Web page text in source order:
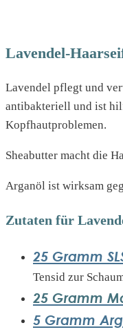
Lavendel-
Lavendel pflegt und
antibakteriell und ist
Kopfhautproblemen.
Sheabutter macht die
Arganöl ist wirksam
Zutaten für
25 Gramm
Tensid zur
25 Gramm
5 Gramm